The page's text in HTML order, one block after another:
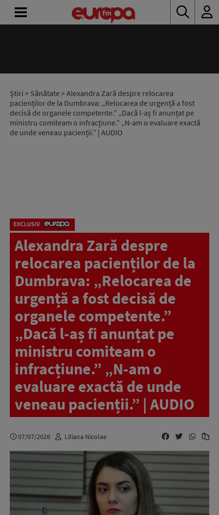
Știri > Sănătate> Alexandra Zară despre relocarea
pacienților de la Dumbrava: „Relocarea de urgență a fost
decisă de organele competente.” „Dacă l-aș fi anunțat pe
ministru comiteam o infracțiune.” „N-am o evaluare exactă
de unde veneau pacienții.” | AUDIO
Alexandra Zară despre
relocarea pacienților de la
Dumbrava: „Relocarea de
urgență a fost decisă de
organele competente.”
„Dacă l-aș fi anunțat pe
ministru comiteam o
infracțiune.” „N-am o
evaluare exactă de unde
veneau pacienții.” | AUDIO
07/07/2026 Liliana Nicolae
RADIO
CONCURSURI